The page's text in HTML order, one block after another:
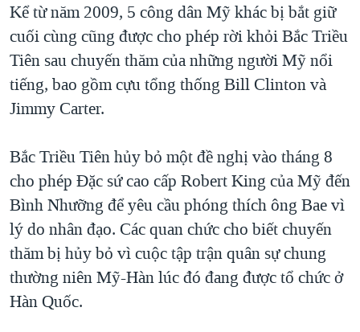
Kể từ năm 2009, 5 công dân Mỹ khác bị bắt giữ
cuối cùng cũng được cho phép rời khỏi Bắc Triều
Tiên sau chuyến thăm của những người Mỹ nổi
tiếng, bao gồm cựu tổng thống Bill Clinton và
Jimmy Carter.
Bắc Triều Tiên hủy bỏ một đề nghị vào tháng 8
cho phép Đặc sứ cao cấp Robert King của Mỹ đến
Bình Nhưỡng để yêu cầu phóng thích ông Bae vì
lý do nhân đạo. Các quan chức cho biết chuyến
thăm bị hủy bỏ vì cuộc tập trận quân sự chung
thường niên Mỹ-Hàn lúc đó đang được tổ chức ở
Hàn Quốc.